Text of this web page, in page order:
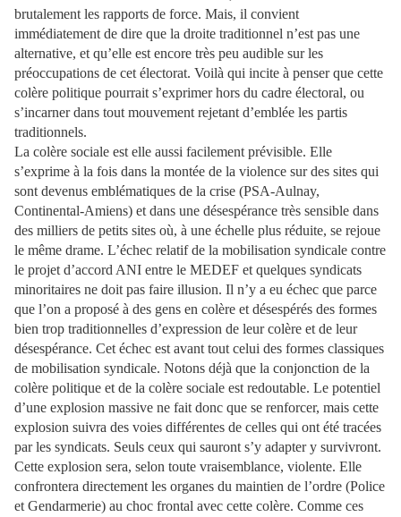
brutalement les rapports de force. Mais, il convient
immédiatement de dire que la droite traditionnel n’est pas une
alternative, et qu’elle est encore très peu audible sur les
préoccupations de cet électorat. Voilà qui incite à penser que cette
colère politique pourrait s’exprimer hors du cadre électoral, ou
s’incarner dans tout mouvement rejetant d’emblée les partis
traditionnels.
La colère sociale est elle aussi facilement prévisible. Elle
s’exprime à la fois dans la montée de la violence sur des sites qui
sont devenus emblématiques de la crise (PSA-Aulnay,
Continental-Amiens) et dans une désespérance très sensible dans
des milliers de petits sites où, à une échelle plus réduite, se rejoue
le même drame. L’échec relatif de la mobilisation syndicale contre
le projet d’accord ANI entre le MEDEF et quelques syndicats
minoritaires ne doit pas faire illusion. Il n’y a eu échec que parce
que l’on a proposé à des gens en colère et désespérés des formes
bien trop traditionnelles d’expression de leur colère et de leur
désespérance. Cet échec est avant tout celui des formes classiques
de mobilisation syndicale. Notons déjà que la conjonction de la
colère politique et de la colère sociale est redoutable. Le potentiel
d’une explosion massive ne fait donc que se renforcer, mais cette
explosion suivra des voies différentes de celles qui ont été tracées
par les syndicats. Seuls ceux qui sauront s’y adapter y survivront.
Cette explosion sera, selon toute vraisemblance, violente. Elle
confrontera directement les organes du maintien de l’ordre (Police
et Gendarmerie) au choc frontal avec cette colère. Comme ces